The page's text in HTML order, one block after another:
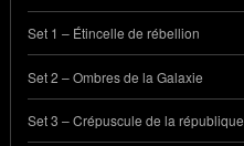
Set 1 – Étincelle de rébellion
Set 2 – Ombres de la Galaxie
Set 3 – Crépuscule de la république